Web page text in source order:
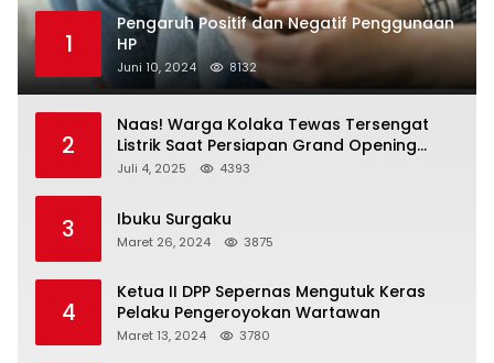
1
Pengaruh Positif dan Negatif Penggunaan
HP
Juni 10, 2024 8132
2
Naas! Warga Kolaka Tewas Tersengat
Listrik Saat Persiapan Grand Opening
Rumah Makan
Juli 4, 2025 4393
3 Ibuku Surgaku
Maret 26, 2024 3875
4
Ketua II DPP Sepernas Mengutuk Keras
Pelaku Pengeroyokan Wartawan
Maret 13, 2024 3780